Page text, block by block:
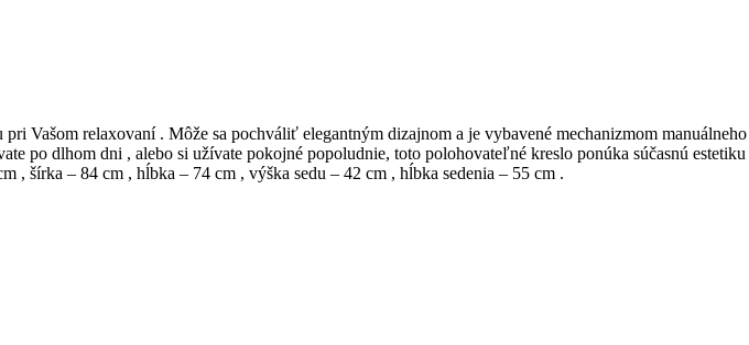
Vašom relaxovaní . Môže sa pochváliť elegantným dizajnom a je vybavené mechanizmom manuálneho
po dlhom dni , alebo si užívate pokojné popoludnie, toto polohovateľné kreslo ponúka súčasnú estetiku
, šírka – 84 cm , hĺbka – 74 cm , výška sedu – 42 cm , hĺbka sedenia – 55 cm .